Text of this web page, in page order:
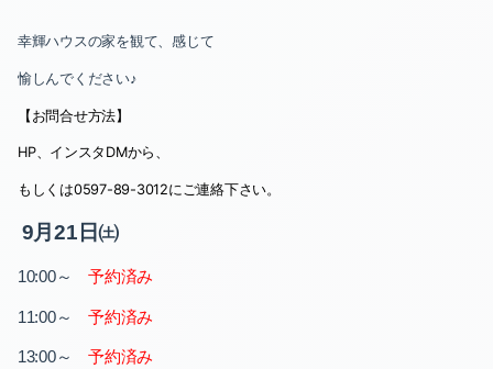
幸輝ハウスの家を観て、感じて
愉しんでください♪
【お問合せ方法】
HP、インスタ DMから、
もしくは0597-89-3012にご連絡下さい。
9月21日㈯
10:00～予約済み
11:00～予約済み
13:00～予約済み